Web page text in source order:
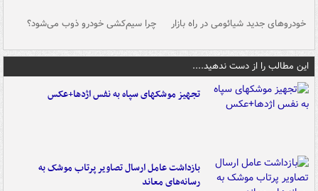
خودروهای جدید شیائومی در راه بازار چرا سیم‌کشی خودرو ذوب می‌شود؟
این مطالب را از دست ندهید....
تجهیز موشکهای سپاه به نفس اژدها+عکس
بازداشت عامل ارسال تصاویر پرتاب موشک به
رسانه‌های معاند